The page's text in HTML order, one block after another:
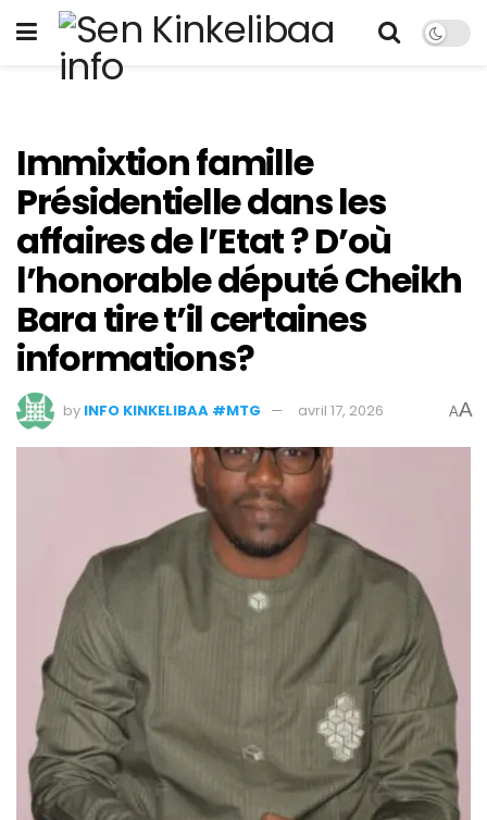
Immixtion famille
Présidentielle dans les
affaires de l’Etat ? D’où
l’honorable député Cheikh
Bara tire t’il certaines
informations?
by INFO KINKELIBAA #MTG avril 17, 2026 AA